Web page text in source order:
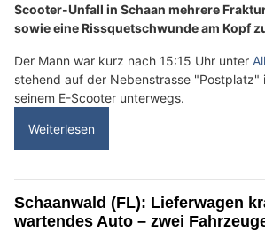
Scooter-Unfall in Schaan mehrere
sowie eine Rissquetschwunde am Kopf
Der Mann war kurz nach 15:15 Uhr unter
stehend auf der Nebenstrasse "Postplatz"
seinem E-Scooter unterwegs.
Weiterlesen
Schaanwald (FL): Lieferwagen
wartendes Auto – zwei